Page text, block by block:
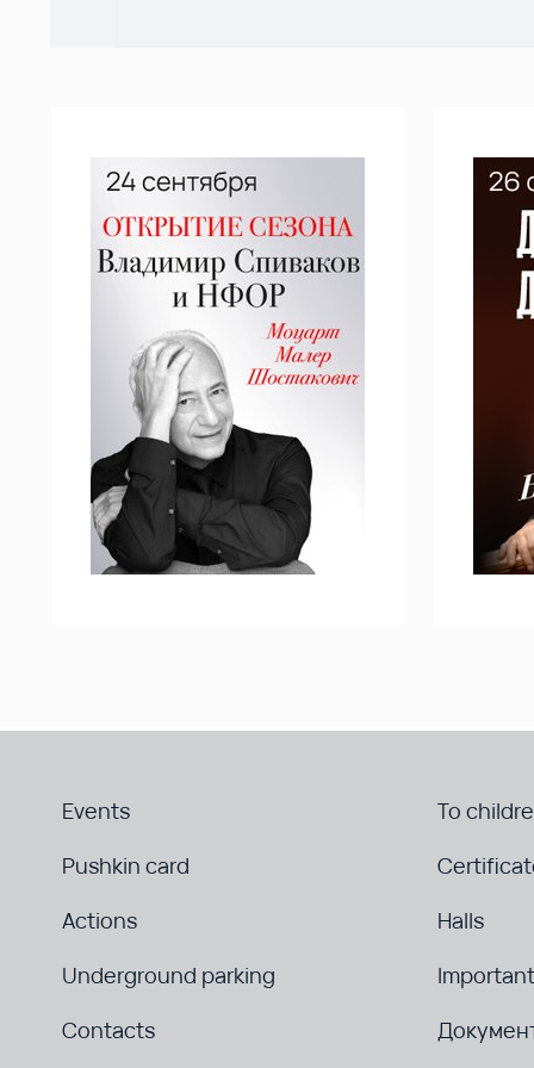
Events
To
Pushkin card
Actions
Halls
Underground parking
Contacts